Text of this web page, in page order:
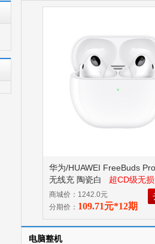
华为/HUAWEI FreeBuds
无线充 陶瓷白
超CD级无
麒麟芯片，静谧通话 2.0 已
商品不支持7无理由退换货！
商城价：1242.0元
分期价： 109.71元*12期
电脑整机